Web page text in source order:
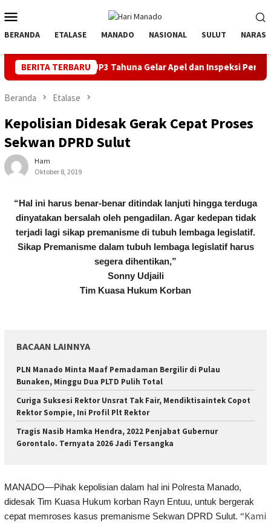
ke
kontenMobile
BERANDA ETALASE MANADO NASIONAL SULUT NARASI
BERITA TERBARU
UP3 Tahuna Gelar Apel dan Inspeksi Peralatan Kepulauan
Beranda Etalase
Kepolisian Didesak Gerak Cepat Proses
Sekwan DPRD Sulut
Ham
Oktober 8, 2019
“Hal ini harus benar-benar ditindak lanjuti hingga terduga
dinyatakan bersalah oleh pengadilan. Agar kedepan tidak
terjadi lagi sikap premanisme di tubuh lembaga legislatif.
Sikap Premanisme dalam tubuh lembaga legislatif harus
segera dihentikan,”
Sonny Udjaili
Tim Kuasa Hukum Korban
BACAAN LAINNYA
PLN Manado Minta Maaf Pemadaman Bergilir di Pulau
Bunaken, Minggu Dua PLTD Pulih Total
Curiga Suksesi Rektor Unsrat Tak Fair, Mendiktisaintek Copot
Rektor Sompie, Ini Profil Plt Rektor
Tragis Nasib Hamka Hendra, 2022 Penjabat Gubernur
Gorontalo. Ternyata 2026 Jadi Tersangka
MANADO—Pihak kepolisian dalam hal ini Polresta Manado,
didesak Tim Kuasa Hukum korban Rayn Entuu, untuk bergerak
cepat memroses kasus premanisme Sekwan DPRD Sulut. “Kami